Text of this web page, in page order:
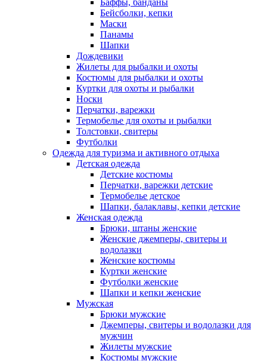
Баффы, банданы
Бейсболки, кепки
Маски
Панамы
Шапки
Дождевики
Жилеты для рыбалки и охоты
Костюмы для рыбалки и охоты
Куртки для охоты и рыбалки
Носки
Перчатки, варежки
Термобелье для охоты и рыбалки
Толстовки, свитеры
Футболки
Одежда для туризма и активного отдыха
Детская одежда
Детские костюмы
Перчатки, варежки детские
Термобелье детское
Шапки, балаклавы, кепки детские
Женская одежда
Брюки, штаны женские
Женские джемперы, свитеры и
водолазки
Женские костюмы
Куртки женские
Футболки женские
Шапки и кепки женские
Мужская
Брюки мужские
Джемперы, свитеры и водолазки для
мужчин
Жилеты мужские
Костюмы мужские